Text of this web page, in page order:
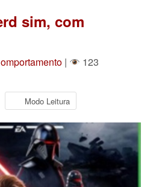
sim, com
|
123
Modo Leitura